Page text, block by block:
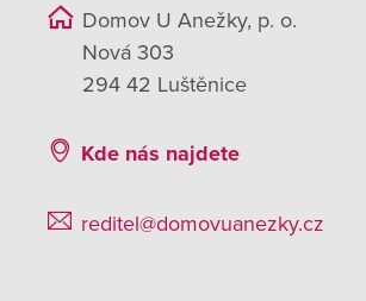
Domov U Anežky, p. o.
Nová 303
294 42 Luštěnice
Kde nás najdete
reditel@domovuanezky.cz